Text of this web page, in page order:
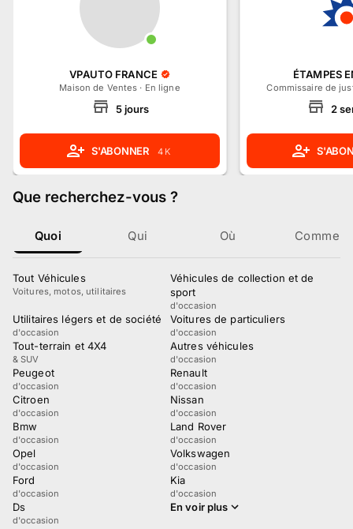
VPAUTO FRANCE
Maison de Ventes · En ligne
5 jours
S'ABONNER 4 K
ÉTAMPES
Commissaire de
2
Que recherchez-vous ?
Quoi Qui Où Comment
Tout Véhicules
Voitures, motos, utilitaires
Véhicules de collection et de
sport
d'occasion
Utilitaires légers et de société
d'occasion
Voitures de particuliers
d'occasion
Tout-terrain et 4X4
& SUV
Autres véhicules
d'occasion
Peugeot
d'occasion
Renault
d'occasion
Citroen
d'occasion
Nissan
d'occasion
Bmw
d'occasion
Land Rover
d'occasion
Opel
d'occasion
Volkswagen
d'occasion
Ford
d'occasion
Kia
d'occasion
Ds
d'occasion
En voir plus